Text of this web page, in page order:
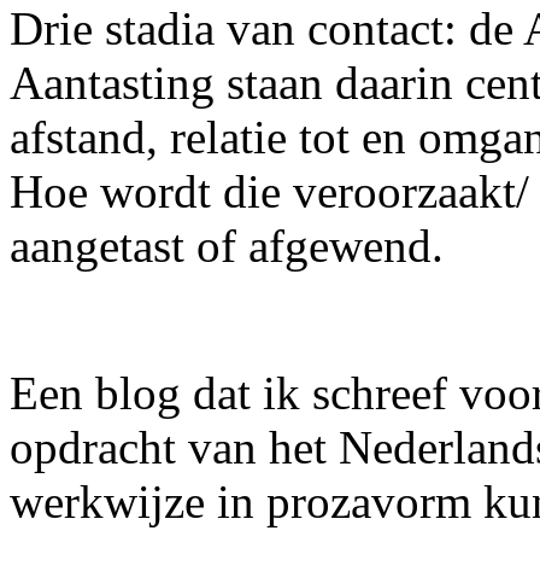
Drie stadia van contact:
Aantasting staan daarin
afstand, relatie tot en
Hoe wordt die
aangetast of afgewend.
Een blog dat ik schreef
opdracht van het
werkwijze in prozavorm